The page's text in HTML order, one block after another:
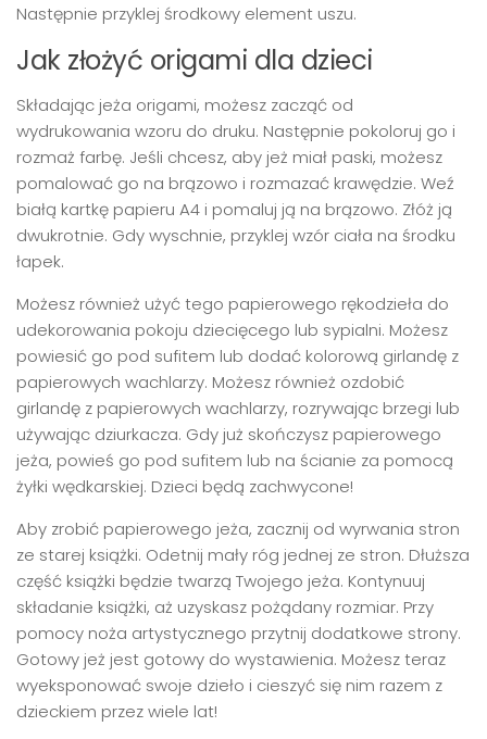
Następnie przyklej środkowy element uszu.
Jak złożyć origami dla dzieci
Składając jeża origami, możesz zacząć od
wydrukowania wzoru do druku. Następnie pokoloruj go i
rozmaż farbę. Jeśli chcesz, aby jeż miał paski, możesz
pomalować go na brązowo i rozmazać krawędzie. Weź
białą kartkę papieru A4 i pomaluj ją na brązowo. Złóż ją
dwukrotnie. Gdy wyschnie, przyklej wzór ciała na środku
łapek.
Możesz również użyć tego papierowego rękodzieła do
udekorowania pokoju dziecięcego lub sypialni. Możesz
powiesić go pod sufitem lub dodać kolorową girlandę z
papierowych wachlarzy. Możesz również ozdobić
girlandę z papierowych wachlarzy, rozrywając brzegi lub
używając dziurkacza. Gdy już skończysz papierowego
jeża, powieś go pod sufitem lub na ścianie za pomocą
żyłki wędkarskiej. Dzieci będą zachwycone!
Aby zrobić papierowego jeża, zacznij od wyrwania stron
ze starej książki. Odetnij mały róg jednej ze stron. Dłuższa
część książki będzie twarzą Twojego jeża. Kontynuuj
składanie książki, aż uzyskasz pożądany rozmiar. Przy
pomocy noża artystycznego przytnij dodatkowe strony.
Gotowy jeż jest gotowy do wystawienia. Możesz teraz
wyeksponować swoje dzieło i cieszyć się nim razem z
dzieckiem przez wiele lat!